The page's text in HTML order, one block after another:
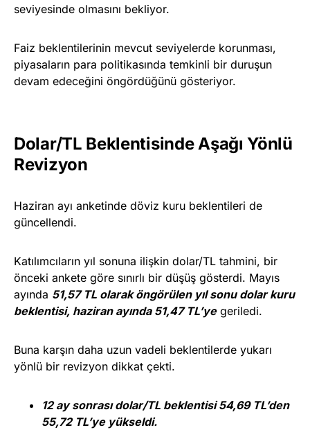
seviyesinde olmasını bekliyor.
Faiz beklentilerinin mevcut seviyelerde korunması,
piyasaların para politikasında temkinli bir duruşun
devam edeceğini öngördüğünü gösteriyor.
Dolar/TL Beklentisinde Aşağı Yönlü
Revizyon
Haziran ayı anketinde döviz kuru beklentileri de
güncellendi.
Katılımcıların yıl sonuna ilişkin dolar/TL tahmini, bir
önceki ankete göre sınırlı bir düşüş gösterdi. Mayıs
ayında 51,57 TL olarak öngörülen yıl sonu dolar kuru
beklentisi, haziran ayında 51,47 TL’yegeriledi.
Buna karşın daha uzun vadeli beklentilerde yukarı
yönlü bir revizyon dikkat çekti.
12 ay sonrası dolar/TL beklentisi 54,69 TL’den
55,72 TL’ye yükseldi.